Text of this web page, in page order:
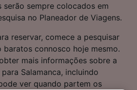
serão sempre colocados em
no Planeador de Viagens.
reservar, comece a pesquisar
connosco hoje mesmo.
mais informações sobre a
Salamanca, incluindo
ver quando partem os